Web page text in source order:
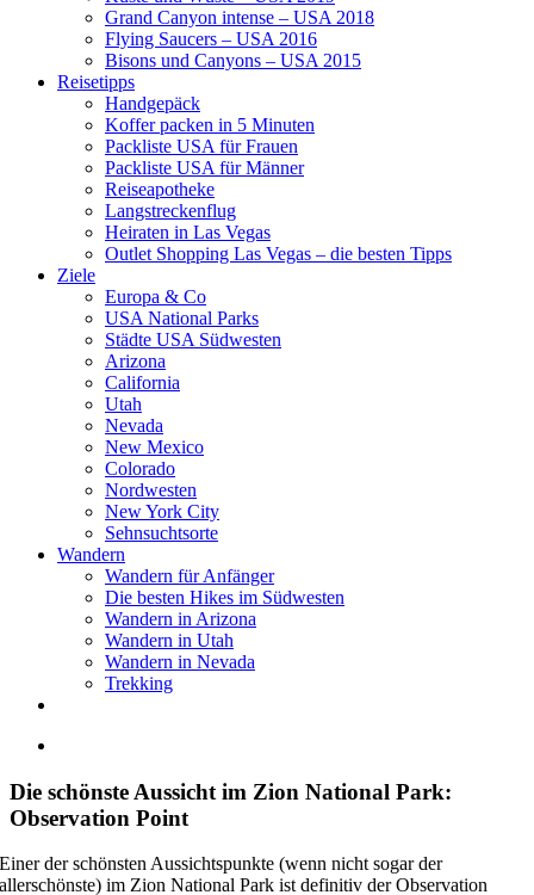
Grand Canyon intense – USA 2018
Flying Saucers – USA 2016
Bisons und Canyons – USA 2015
Reisetipps
Handgepäck
Koffer packen in 5 Minuten
Packliste USA für Frauen
Packliste USA für Männer
Reiseapotheke
Langstreckenflug
Heiraten in Las Vegas
Outlet Shopping Las Vegas – die besten Tipps
Ziele
Europa & Co
USA National Parks
Städte USA Südwesten
Arizona
California
Utah
Nevada
New Mexico
Colorado
Nordwesten
New York City
Sehnsuchtsorte
Wandern
Wandern für Anfänger
Die besten Hikes im Südwesten
Wandern in Arizona
Wandern in Utah
Wandern in Nevada
Trekking
Bild
Die schönste Aussicht im Zion National Park:
Observation Point
Einer der schönsten Aussichtspunkte (wenn nicht sogar der
allerschönste) im Zion National Park ist definitiv der Observation